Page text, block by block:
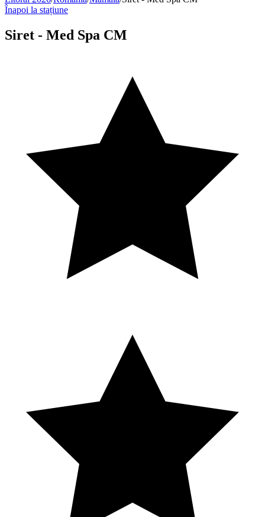
Înapoi la stațiune
Siret - Med Spa CM